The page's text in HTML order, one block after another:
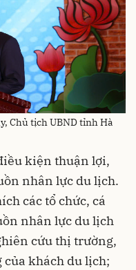
Chủ tịch UBND tỉnh Hà
kiện thuận lợi,
nhân lực du lịch.
các tổ chức, cá
nhân lực du lịch
cứu thị trường,
khách du lịch;